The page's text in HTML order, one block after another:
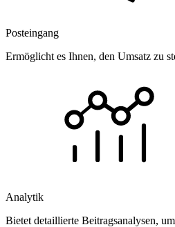
Posteingang
Ermöglicht es Ihnen, den Umsatz zu
Analytik
Bietet detaillierte Beitragsanalysen,